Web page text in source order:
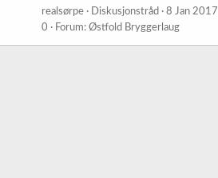
realsørpe
Diskusjonstråd 8 Jan 2017
0
Forum: Østfold Bryggerlaug